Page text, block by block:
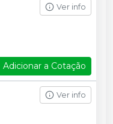
Ver info
Adicionar a Cotação
Ver info